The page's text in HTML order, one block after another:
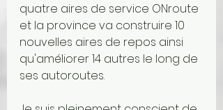
quatre aires de service ONroute
et la province va construire 10
nouvelles aires de repos ainsi
qu'améliorer 14 autres le long de
ses autoroutes.